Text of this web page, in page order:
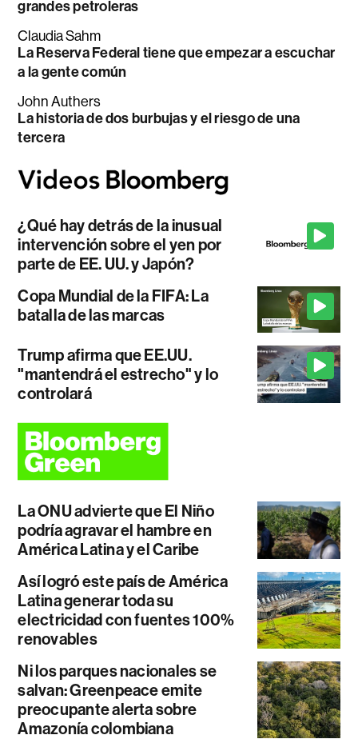
grandes petroleras
Claudia Sahm
La Reserva Federal tiene que empezar a escuchar
a la gente común
John Authers
La historia de dos burbujas y el riesgo de una
tercera
¿Qué hay detrás de la inusual
intervención sobre el yen por
parte de EE. UU. y Japón?
Copa Mundial de la FIFA: La
batalla de las marcas
Trump afirma que EE.UU.
"mantendrá el estrecho" y lo
controlará
La ONU advierte que El Niño
podría agravar el hambre en
América Latina y el Caribe
Así logró este país de América
Latina generar toda su
electricidad con fuentes 100%
renovables
Ni los parques nacionales se
salvan: Greenpeace emite
preocupante alerta sobre
Amazonía colombiana